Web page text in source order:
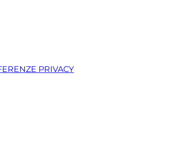
PRIVACY